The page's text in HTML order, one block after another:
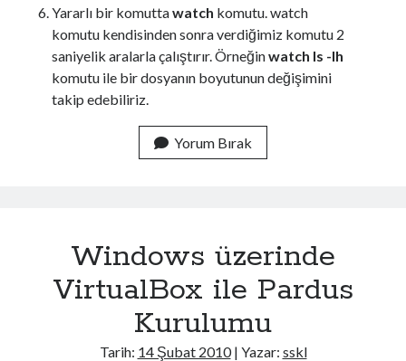
a
r
i
s
u
u
Yararlı bir komuttawatch komutu. watch
komutu kendisinden sonra verdiğimiz komutu 2
saniyelik aralarla çalıştırır. Örneğinwatch ls -lh
komutu ile bir dosyanın boyutunun değişimini
takip edebiliriz.
Yorum Bırak
Windows üzerinde
VirtualBox ile Pardus
Kurulumu
Tarih: 14 Şubat 2010| Yazar: sskl